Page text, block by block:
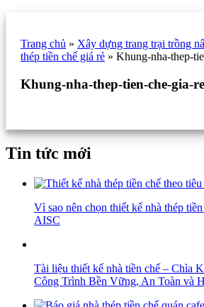
Trang chủ » Xây dựng trang trại trồng
thép tiền chế giá rẻ » Khung-nha-thep-
Khung-nha-thep-tien-che-gia-
Tin tức mới
Vì sao nên chọn thiết kế nhà thép
AISC
Tài liệu thiết kế nhà tiền chế – Chìa
Công Trình Bền Vững, An Toàn và